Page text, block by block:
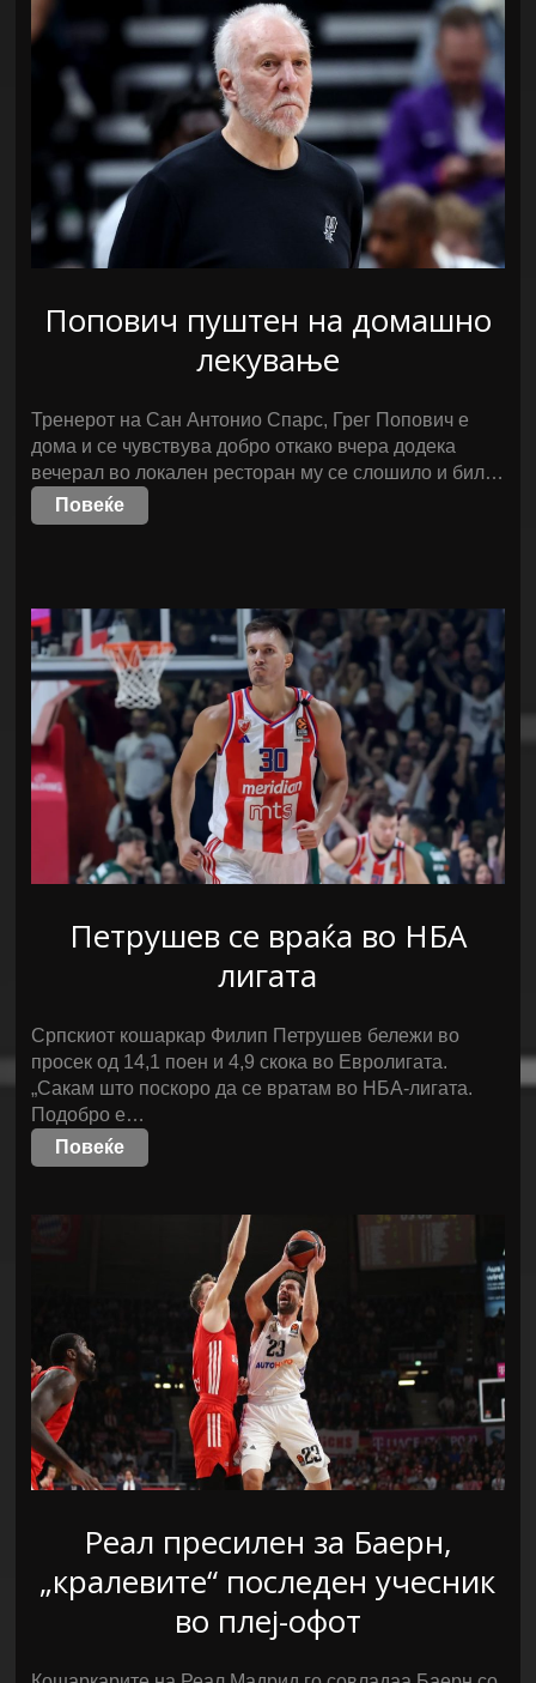
Попович пуштен на домашно
лекување
Тренерот на Сан Антонио Спарс, Грег Попович е
дома и се чувствува добро откако вчера додека
вечерал во локален ресторан му се слошило и бил…
Повеќе
Петрушев се враќа во НБА
лигата
Српскиот кошаркар Филип Петрушев бележи во
просек од 14,1 поен и 4,9 скока во Евролигата.
„Сакам што поскоро да се вратам во НБА-лигата.
Подобро е…
Повеќе
Реал пресилен за Баерн,
„кралевите“ последен учесник
во плеј-офот